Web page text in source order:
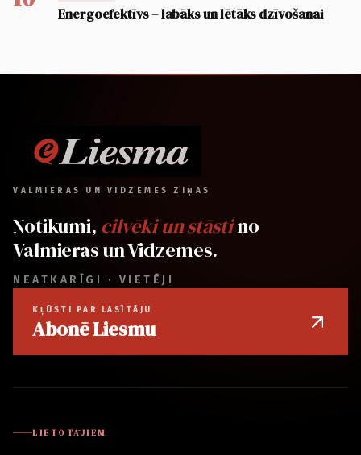
Energoefektīvs – labāks un lētāks dzīvošanai
VALMIERAS UN VIDZEMES ZIŅAS
Notikumi, cilvēki un stāstino
Valmieras un Vidzemes.
NEATKARĪGI · VIETĒJI
KĻŪSTI PAR LASĪTĀJU
Abonē Liesmu
LIETOTĀJIEM